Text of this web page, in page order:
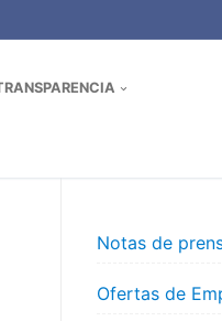
Notas de
Ofertas de